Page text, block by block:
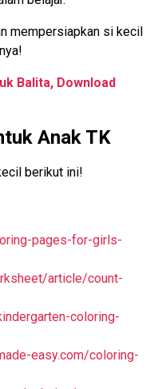
mempersiapkan si kecil
Balita, Download
Anak TK
berikut ini!
pages-for-girls-
article/count-
coloring-
easy.com/coloring-